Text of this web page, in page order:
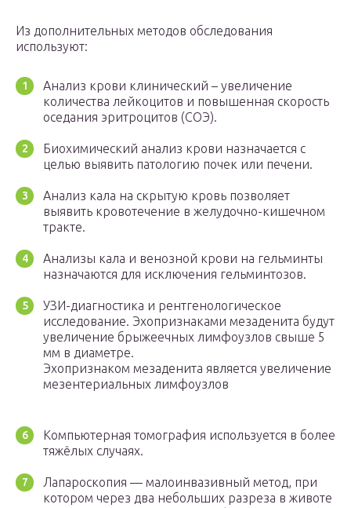
Из дополнительных методов обследования
используют:
Анализ крови клинический – увеличение
количества лейкоцитов и повышенная скорость
оседания эритроцитов (СОЭ).
Биохимический анализ крови назначается с
целью выявить патологию почек или печени.
Анализ кала на скрытую кровь позволяет
выявить кровотечение в желудочно-кишечном
тракте.
Анализы кала и венозной крови на гельминты
назначаются для исключения гельминтозов.
УЗИ-диагностика и рентгенологическое
исследование. Эхопризнаками мезаденита будут
увеличение брыжеечных лимфоузлов свыше 5
мм в диаметре.
Эхопризнаком мезаденита является увеличение
мезентериальных лимфоузлов
Компьютерная томография используется в более
тяжёлых случаях.
Лапароскопия — малоинвазивный метод, при
котором через два небольших разреза в животе